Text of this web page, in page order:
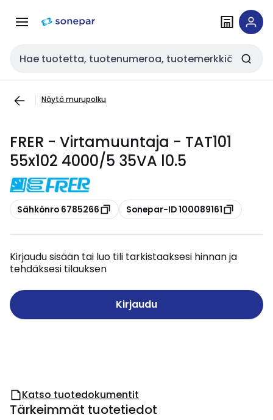
navigointiinsisältöön
Haku
Näytä murupolku
FRER - Virtamuuntaja - TAT101
55x102 4000/5 35VA l0.5
Kopioi
Sähkönro 6785266 Kopioi
Sonepar-ID 100089161
Kirjaudu sisään tai luo tili tarkistaaksesi hinnan ja
tehdäksesi tilauksen
Kirjaudu
Katso tuotedokumentit
Tärkeimmät tuotetiedot